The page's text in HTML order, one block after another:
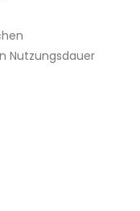
Nutzungsdauer